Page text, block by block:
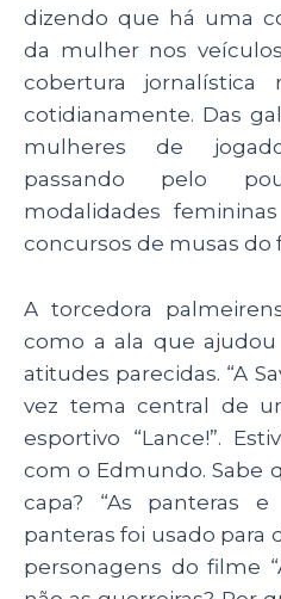
dizendo que há uma
da mulher nos
cobertura jornalística
cotidianamente. Das
mulheres de
passando pelo
modalidades
concursos de musas do
A torcedora
como a ala que
atitudes parecidas. “A
vez tema central de
esportivo “Lance!”.
com o Edmundo. Sabe
capa? “As panteras
panteras foi usado para
personagens do filme